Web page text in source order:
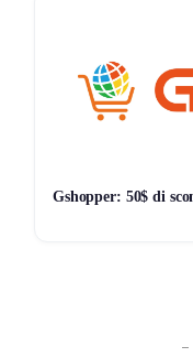
Gshopper: 50$ di